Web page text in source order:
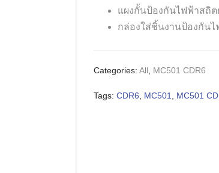
BAKELITE
MC501 CDR6
แผงกั้นป้องกันไฟฟ้าสถิต
กล่องใส่ชิ้นงานป้องกันไ
Categories: All MC501 CDR6
Tags: CDR6 MC501 MC501